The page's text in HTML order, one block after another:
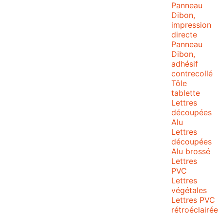
Panneau
Dibon,
impression
directe
Panneau
Dibon,
adhésif
contrecollé
Tôle
tablette
Lettres
découpées
Alu
Lettres
découpées
Alu brossé
Lettres
PVC
Lettres
végétales
Lettres PVC